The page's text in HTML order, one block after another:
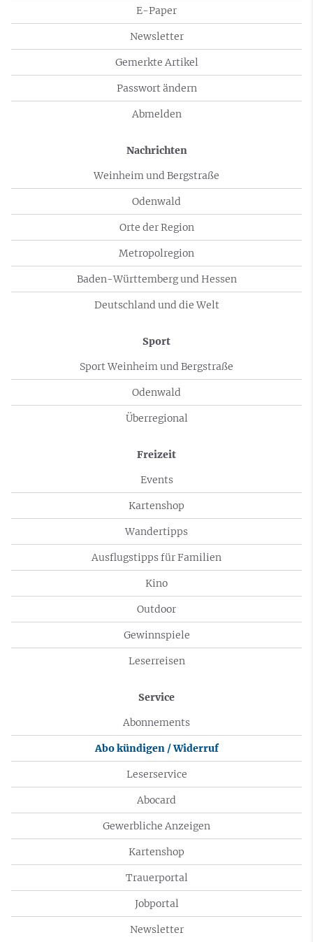
E-Paper
Newsletter
Gemerkte Artikel
Passwort ändern
Abmelden
Nachrichten
Weinheim und Bergstraße
Odenwald
Orte der Region
Metropolregion
Baden-Württemberg und Hessen
Deutschland und die Welt
Sport
Sport Weinheim und Bergstraße
Odenwald
Überregional
Freizeit
Events
Kartenshop
Wandertipps
Ausflugstipps für Familien
Kino
Outdoor
Gewinnspiele
Leserreisen
Service
Abonnements
Abo kündigen / Widerruf
Leserservice
Abocard
Gewerbliche Anzeigen
Kartenshop
Trauerportal
Jobportal
Newsletter